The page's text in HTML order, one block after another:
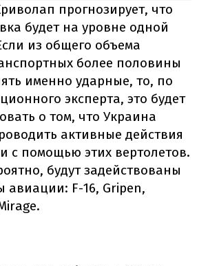
прогнозирует, что
будет на уровне одной
из общего объема
более половины
именно ударные, то, по
эксперта, это будет
о том, что Украина
активные действия
с помощью этих вертолетов.
будут задействованы
авиации: F-16, Gripen,